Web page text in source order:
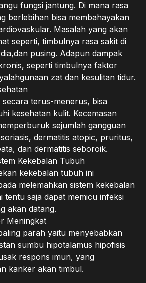
fungsi jantung. Di mana rasa
berlebihan bisa membahayakan
Masalah yang akan
seperti, timbulnya rasa sakit di
pusing. Adapun dampak
seperti timbulnya faktor
zat dan kesulitan tidur.
secara terus-menerus, bisa
kesehatan kulit. Kecemasan
sejumlah gangguan
dermatitis atopic, pruritus,
dan dermatitis seboroik.
Kekebalan Tubuh
kekebalan tubuh ini
melemahkan sistem kekebalan
tentu saja dapat memicu infeksi
akan datang.
Meningkat
parah yaitu menyebabkan
sumbu hipotalamus hipofisis
respons imun, yang
kanker akan timbul.